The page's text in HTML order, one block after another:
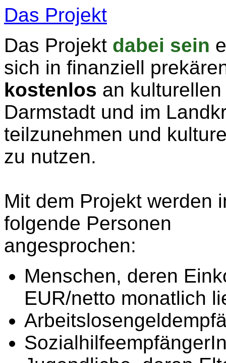
Das Projekt
Das Projekt dabei sein
sich in finanziell
kostenlos an
Darmstadt und im
teilzunehmen und
zu nutzen.
Mit dem Projekt werden
folgende Personen
angesprochen:
Menschen, deren
EUR/netto monatlich